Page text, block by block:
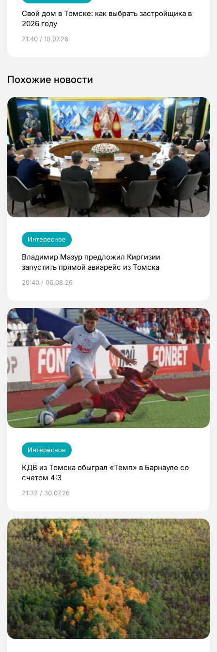
Свой дом в Томске: как выбрать застройщика в
2026 году
21:40 / 10.07.26
Похожие новости
Интересное
Владимир Мазур предложил Киргизии
запустить прямой авиарейс из Томска
20:40 / 06.08.26
Интересное
КДВ из Томска обыграл «Темп» в Барнауле со
счетом 4:3
21:32 / 30.07.26